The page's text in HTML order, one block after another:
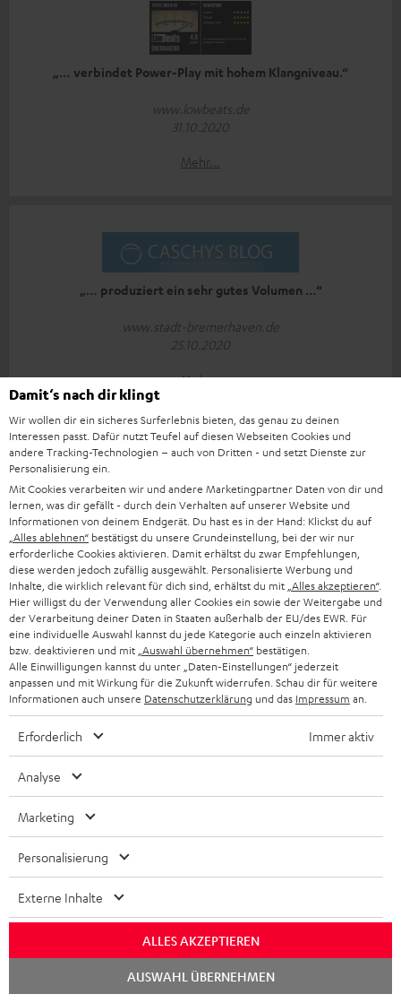
„… verbindet Power-Play mit hohem Klangniveau.“
www.lowbeats.de
31.10.2020
Mehr...
„… produziert ein sehr gutes Volumen …“
www.stadt-bremerhaven.de
25.10.2020
Mehr...
„Der Klang ist einfach großartig…“
www.appgefahren.de
21.10.2020
Mehr...
20.10.2020
Mehr...
„… hat einen wirklich erstaunlich satten und vollen Klang
…“
Damit‘s nach dir klingt
Wir wollen dir ein sicheres Surferlebnis bieten, das genau zu deinen
Interessen passt. Dafür nutzt Teufel auf diesen Webseiten Cookies und
andere Tracking-Technologien – auch von Dritten - und setzt Dienste zur
Personalisierung ein.
Mit Cookies verarbeiten wir und andere Marketingpartner Daten von dir und
lernen, was dir gefällt - durch dein Verhalten auf unserer Website und
Informationen von deinem Endgerät. Du hast es in der Hand: Klickst du auf
„Alles ablehnen“ bestätigst du unsere Grundeinstellung, bei der wir nur
erforderliche Cookies aktivieren. Damit erhältst du zwar Empfehlungen,
diese werden jedoch zufällig ausgewählt. Personalisierte Werbung und
Inhalte, die wirklich relevant für dich sind, erhältst du mit „Alles akzeptieren“.
Hier willigst du der Verwendung aller Cookies ein sowie der Weitergabe und
der Verarbeitung deiner Daten in Staaten außerhalb der EU/des EWR. Für
eine individuelle Auswahl kannst du jede Kategorie auch einzeln aktivieren
bzw. deaktivieren und mit „Auswahl übernehmen“ bestätigen.
Alle Einwilligungen kannst du unter „Daten-Einstellungen“ jederzeit
anpassen und mit Wirkung für die Zukunft widerrufen. Schau dir für weitere
Informationen auch unsere Datenschutzerklärung und das Impressum an.
Erforderlich Immer aktiv
Analyse
Marketing
Personalisierung
Externe Inhalte
ALLES AKZEPTIEREN
AUSWAHL ÜBERNEHMEN